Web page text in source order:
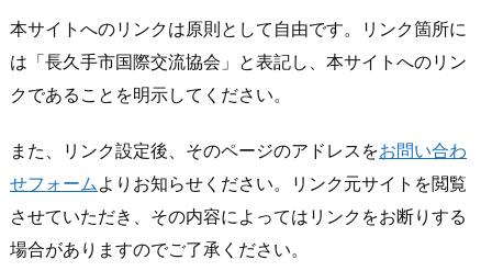
本サイトへのリンクは原則として自由です。リンク箇所に
は「長久手市国際交流協会」と表記し、本サイトへのリン
クであることを明示してください。
また、リンク設定後、そのページのアドレスをお問い合わ
せフォーム よりお知らせください。リンク元サイトを閲覧
させていただき、その内容によってはリンクをお断りする
場合がありますのでご了承ください。